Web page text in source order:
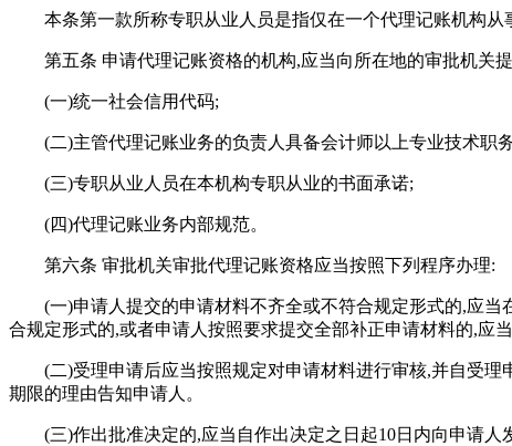
本条第一款所称专职从业人员是指仅在一个代理记账机构从
第五条 申请代理记账资格的机构,应当向所在地的审批机关
(一)统一社会信用代码;
(二)主管代理记账业务的负责人具备会计师以上专业技术职
(三)专职从业人员在本机构专职从业的书面承诺;
(四)代理记账业务内部规范。
第六条 审批机关审批代理记账资格应当按照下列程序办理:
(一)申请人提交的申请材料不齐全或不符合规定形式的,应
合规定形式的,或者申请人按照要求提交全部补正申请材料的,应当
(二)受理申请后应当按照规定对申请材料进行审核,并自受
期限的理由告知申请人。
(三)作出批准决定的,应当自作出决定之日起10日内向申请